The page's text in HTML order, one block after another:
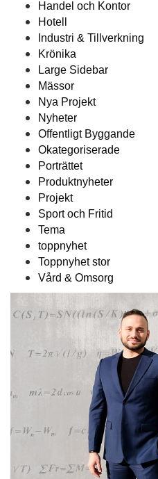
Handel och Kontor
Hotell
Industri & Tillverkning
Krönika
Large Sidebar
Mässor
Nya Projekt
Nyheter
Offentligt Byggande
Okategoriserade
Porträttet
Produktnyheter
Projekt
Sport och Fritid
Tema
toppnyhet
Toppnyhet stor
Vård & Omsorg